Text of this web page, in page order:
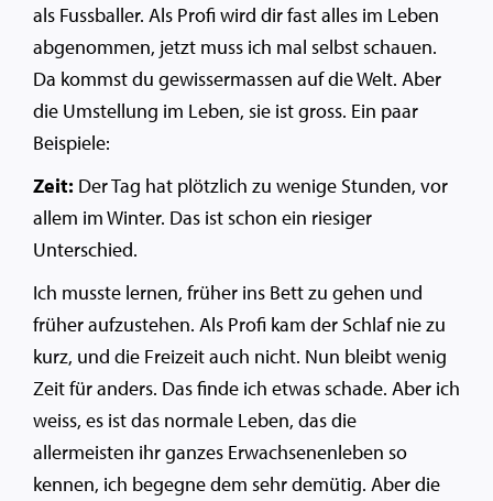
als Fussballer. Als Profi wird dir fast alles im Leben
abgenommen, jetzt muss ich mal selbst schauen.
Da kommst du gewissermassen auf die Welt. Aber
die Umstellung im Leben, sie ist gross. Ein paar
Beispiele:
Zeit: Der Tag hat plötzlich zu wenige Stunden, vor
allem im Winter. Das ist schon ein riesiger
Unterschied.
Ich musste lernen, früher ins Bett zu gehen und
früher aufzustehen. Als Profi kam der Schlaf nie zu
kurz, und die Freizeit auch nicht. Nun bleibt wenig
Zeit für anders. Das finde ich etwas schade. Aber ich
weiss, es ist das normale Leben, das die
allermeisten ihr ganzes Erwachsenenleben so
kennen, ich begegne dem sehr demütig. Aber die